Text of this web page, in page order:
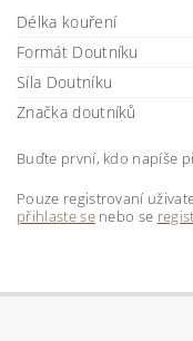
Délka kouření
Formát Doutníku
Síla Doutníku
Značka doutníků
Buďte první, kdo napíše
Pouze registrovaní
přihlaste senebo se